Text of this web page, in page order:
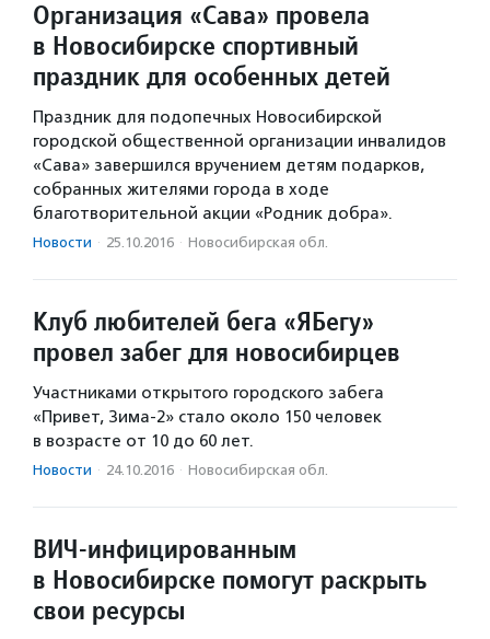
Организация «Сава» провела
в Новосибирске спортивный
праздник для особенных детей
Праздник для подопечных Новосибирской
городской общественной организации инвалидов
«Сава» завершился вручением детям подарков,
собранных жителями города в ходе
благотворительной акции «Родник добра».
Новости · 25.10.2016 · Новосибирская обл.
Клуб любителей бега «ЯБегу»
провел забег для новосибирцев
Участниками открытого городского забега
«Привет, Зима-2» стало около 150 человек
в возрасте от 10 до 60 лет.
Новости · 24.10.2016 · Новосибирская обл.
ВИЧ-инфицированным
в Новосибирске помогут раскрыть
свои ресурсы